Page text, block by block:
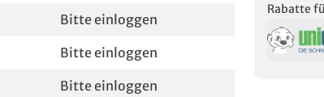
Bitte einloggen
Bitte einloggen
Bitte einloggen
Rabatte